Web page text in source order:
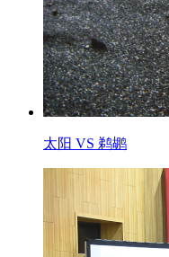
太阳 VS 鹈鹕